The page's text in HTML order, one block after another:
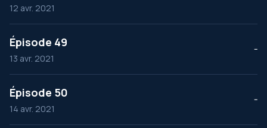
12 avr. 2021
Épisode 49
13 avr. 2021
--
Épisode 50
14 avr. 2021
--